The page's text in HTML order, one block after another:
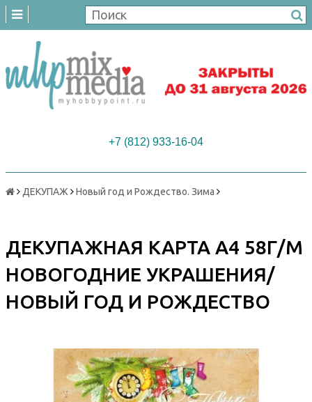
+7 (812) 933-16-04
ДЕКУПАЖ Новый год и Рождество. Зима
ДЕКУПАЖНАЯ КАРТА А4 58Г/М
НОВОГОДНИЕ УКРАШЕНИЯ/
НОВЫЙ ГОД И РОЖДЕСТВО